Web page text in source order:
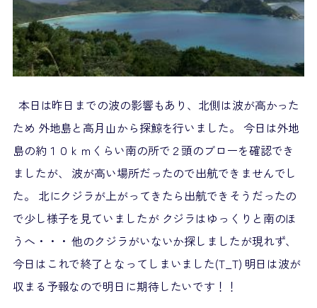
本日は昨日までの波の影響もあり、北側は波が高かった
ため 外地島と高月山から探鯨を行いました。 今日は外地
島の約１０ｋｍくらい南の所で２頭のブローを確認でき
ましたが、 波が高い場所だったので出航できませんでし
た。 北にクジラが上がってきたら出航できそうだったの
で少し様子を見ていましたが クジラはゆっくりと南のほ
うへ・・・ 他のクジラがいないか探しましたが現れず、
今日はこれで終了となってしまいました(T_T) 明日は波が
収まる予報なので明日に期待したいです！！